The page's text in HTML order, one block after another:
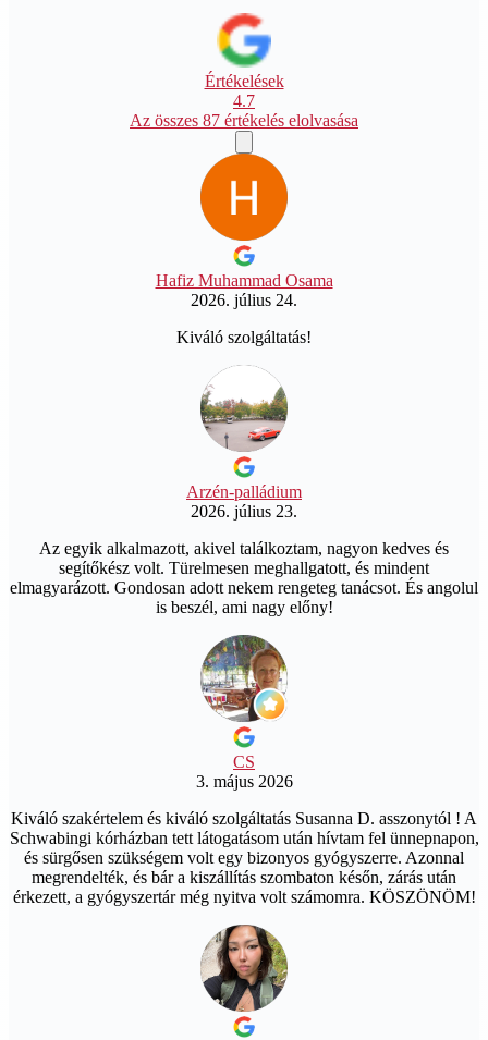
Értékelések
4.7
Az összes 87 értékelés elolvasása
Hafiz Muhammad Osama
2026. július 24.
Kiváló szolgáltatás!
Arzén-palládium
2026. július 23.
Az egyik alkalmazott, akivel találkoztam, nagyon kedves és
segítőkész volt. Türelmesen meghallgatott, és mindent
elmagyarázott. Gondosan adott nekem rengeteg tanácsot. És angolul
is beszél, ami nagy előny!
CS
3. május 2026
Kiváló szakértelem és kiváló szolgáltatás Susanna D. asszonytól ! A
Schwabingi kórházban tett látogatásom után hívtam fel ünnepnapon,
és sürgősen szükségem volt egy bizonyos gyógyszerre. Azonnal
megrendelték, és bár a kiszállítás szombaton későn, zárás után
érkezett, a gyógyszertár még nyitva volt számomra. KÖSZÖNÖM!